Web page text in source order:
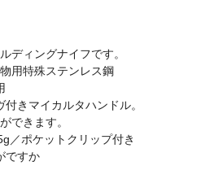
ディングナイフです。
用特殊ステンレス鋼
きマイカルタハンドル。
できます。
／ポケットクリップ付き
ですか